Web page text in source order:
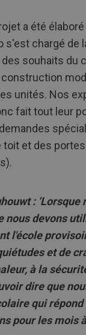
a été
s'est chargé de
souhaits du
unités. Nos
fait tout leur
toit et des
: ‘Lorsque
nous devons
l'école
et de
à la
dire que
qui
pour les mois